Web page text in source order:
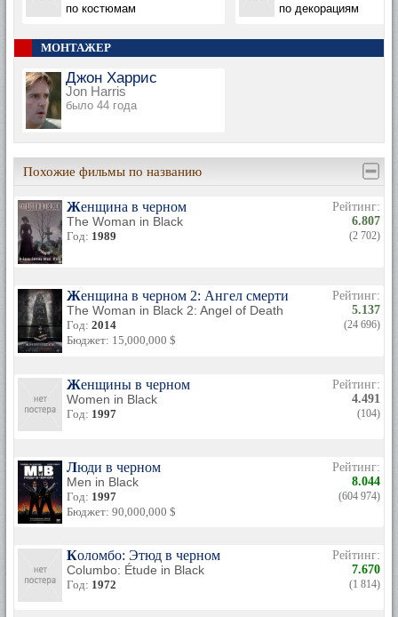
по костюмам по декорациям
МОНТАЖЕР
Джон Харрис
Jon Harris
было 44 года
Похожие фильмы по названию
Женщина в черном
The Woman in Black
Год: 1989
Рейтинг:
6.807
(2 702)
Женщина в черном 2: Ангел смерти
The Woman in Black 2: Angel of Death
Год: 2014
Бюджет: 15,000,000 $
Рейтинг:
5.137
(24 696)
Женщины в черном
Women in Black
Год: 1997
Рейтинг:
4.491
(104)
Люди в черном
Men in Black
Год: 1997
Бюджет: 90,000,000 $
Рейтинг:
8.044
(604 974)
Коломбо: Этюд в черном
Columbo: Étude in Black
Год: 1972
Рейтинг:
7.670
(1 814)